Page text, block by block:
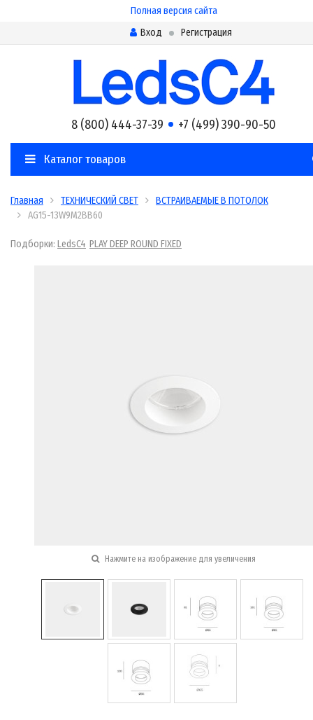
Полная версия сайта
Вход
Регистрация
8 (800) 444-37-39 +7 (499) 390-90-50
Каталог товаров
Главная ТЕХНИЧЕСКИЙ СВЕТ
ВСТРАИВАЕМЫЕ В ПОТОЛОК
AG15-13W9M2BB60
Подборки: LedsC4 PLAY DEEP ROUND FIXED
Нажмите на изображение для увеличения